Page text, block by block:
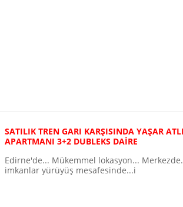
SATILIK TREN GARI KARŞISINDA YAŞAR
APARTMANI 3+2 DUBLEKS DAIRE
Edirne'de... Mükemmel lokasyon...
imkanlar yürüyüş mesafesinde...i